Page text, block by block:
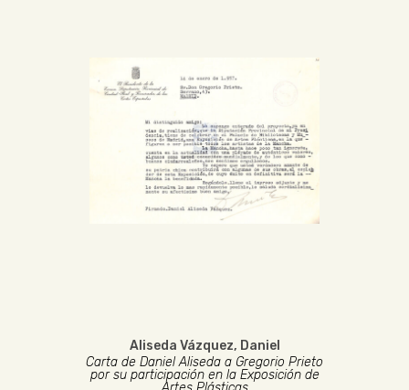
Aliseda Vázquez, Daniel
Carta de Daniel Aliseda a Gregorio Prieto
por su participación en la Exposición de